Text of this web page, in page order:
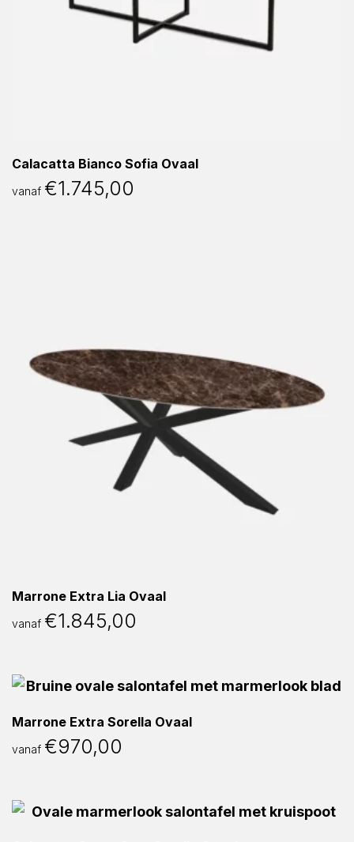
Calacatta Bianco Sofia Ovaal
vanaf €1.745,00
Marrone Extra Lia Ovaal
vanaf €1.845,00
Marrone Extra Sorella Ovaal
vanaf €970,00